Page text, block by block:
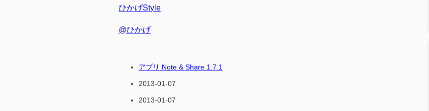
ひかげStyle
@ひかげ
アプリ Note & Share 1.7.1
2013-01-07
2013-01-07